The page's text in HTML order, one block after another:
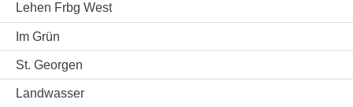
Lehen Frbg West
Im Grün
St. Georgen
Landwasser